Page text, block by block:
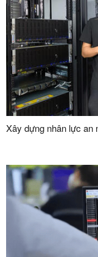
Xây dựng nhân lực an